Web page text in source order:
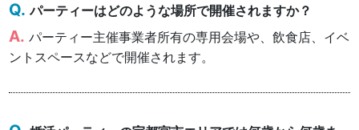
パーティーはどのような場所で開催されますか？
パーティー主催事業者所有の専用会場や、飲食店、イベ
ントスペースなどで開催されます。